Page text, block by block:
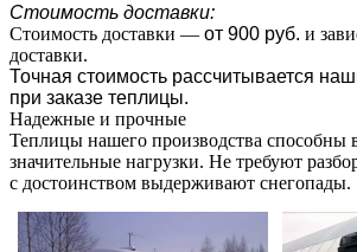
Стоимость доставки:
Стоимость доставки — от 900 руб. и
доставки.
Точная стоимость рассчитывается
при заказе теплицы.
Надежные и прочные
Теплицы нашего производства способны
значительные нагрузки. Не требуют
с достоинством выдерживают снегопады.